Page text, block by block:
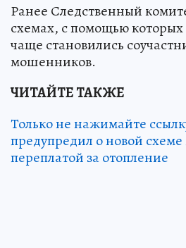
Ранее Следственный
схемах, с помощью которых
чаще становились
мошенников.
ЧИТАЙТЕ ТАКЖЕ
Только не нажимайте
предупредил о новой
переплатой за отопление